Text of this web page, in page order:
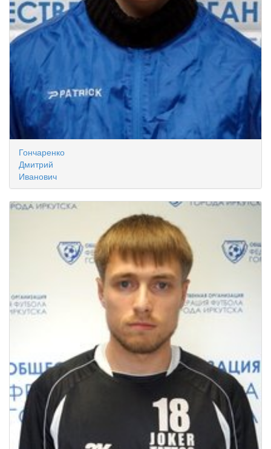
Гончаренко
Дмитрий
Иванович